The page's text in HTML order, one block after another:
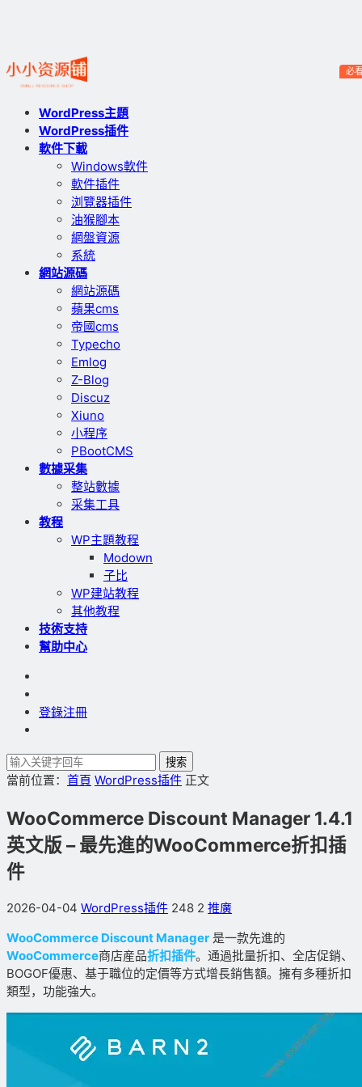
WordPress主題
WordPress插件
軟件下載
Windows軟件
軟件插件
浏覽器插件
油猴腳本
網盤資源
系統
網站源碼
網站源碼
蘋果cms
帝國cms
Typecho
Emlog
Z-Blog
Discuz
Xiuno
小程序
PBootCMS
數據采集
整站數據
采集工具
教程
WP主題教程
Modown
子比
WP建站教程
其他教程
技術支持
幫助中心
必
登錄注冊
搜索
當前位置： 首頁 WordPress插件 正文
WooCommerce Discount Manager 1.4.1
英文版 – 最先進的WooCommerce折扣插
件
2026-04-04 WordPress插件 248 2 推廣
WooCommerce Discount Manager 是一款先進的
WooCommerce商店産品折扣插件。通過批量折扣、全店促銷、
BOGOF優惠、基于職位的定價等方式增長銷售額。擁有多種折扣
類型，功能強大。